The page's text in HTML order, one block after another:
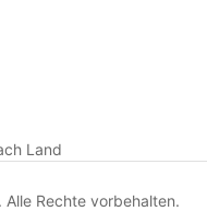
Land
Rechte vorbehalten.